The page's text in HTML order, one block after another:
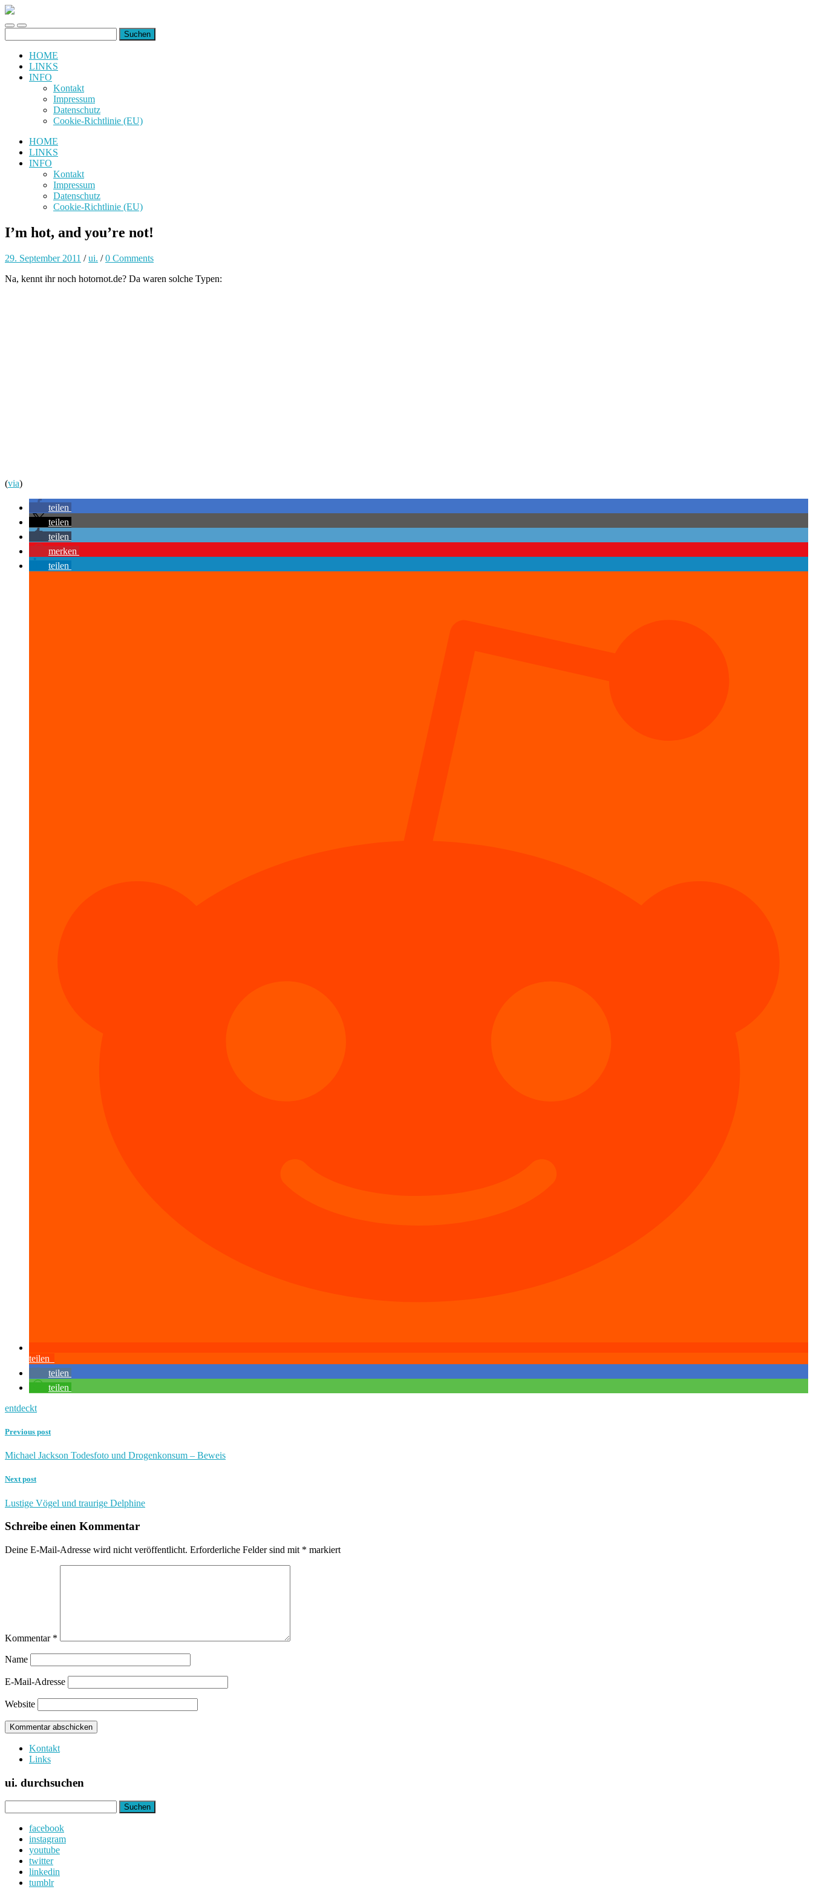
uiuiuiuiuiuiui.de
Toggle
mobile
Toggle
search
nach:
HOME
LINKS
INFO
Kontakt
Impressum
Datenschutz
Cookie-Richtlinie (EU)
HOME
LINKS
INFO
Kontakt
Impressum
Datenschutz
Cookie-Richtlinie (EU)
I’m hot, and you’re not!
29. September 2011 /ui. /0 Comments
Na, kennt ihr noch hotornot.de? Da waren solche Typen:
(via)
teilen
teilen
teilen
merken
teilen
teilen
teilen
teilen
entdeckt
Previous post
Michael Jackson Todesfoto und Drogenkonsum – Beweis
Next post
Lustige Vögel und traurige Delphine
Schreibe einen Kommentar
Deine E-Mail-Adresse wird nicht veröffentlicht. Erforderliche Felder sind mit * markiert
Kommentar *
Name
E-Mail-Adresse
Website
Kontakt
Links
ui. durchsuchen
nach:
facebook
instagram
youtube
twitter
linkedin
tumblr